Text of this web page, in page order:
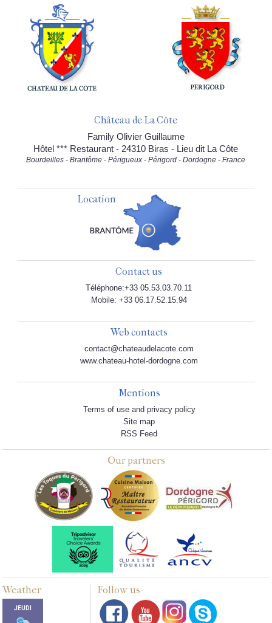
Château de La Côte
Family Olivier Guillaume
Hôtel *** Restaurant - 24310 Biras - Lieu dit La Côte
Bourdeilles - Brantôme - Périgueux - Périgord - Dordogne - France
Location
Contact us
Téléphone:+33 05.53.03.70.11
Mobile: +33 06.17.52.15.94
Web contacts
contact@chateaudelacote.com
www.chateau-hotel-dordogne.com
Mentions
Terms of use and privacy policy
Site map
RSS Feed
Our partners
Weather Follow us